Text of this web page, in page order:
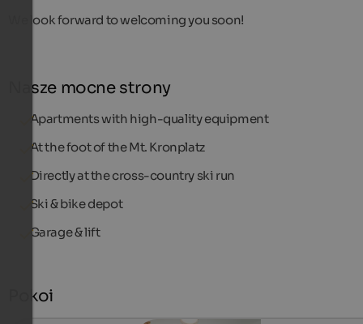
We look forward to welcoming you soon!
Nasze mocne strony
Apartments with high-quality equipment
At the foot of the Mt. Kronplatz
Directly at the cross-country ski run
Ski & bike depot
Garage & lift
Pokoi